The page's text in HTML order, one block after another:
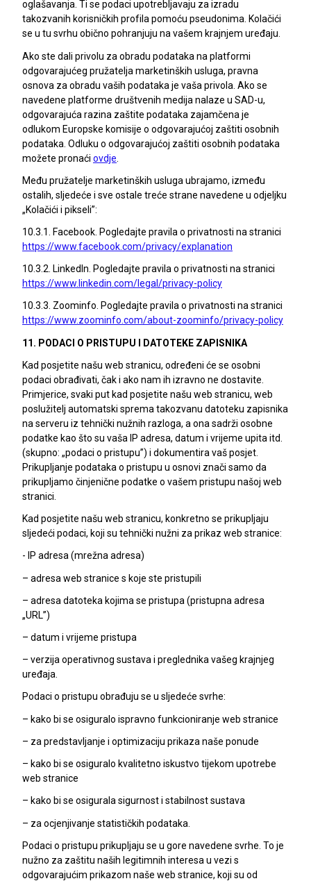
oglašavanja. Ti se podaci upotrebljavaju za izradu
takozvanih korisničkih profila pomoću pseudonima. Kolačići
se u tu svrhu obično pohranjuju na vašem krajnjem uređaju.
Ako ste dali privolu za obradu podataka na platformi
odgovarajućeg pružatelja marketinških usluga, pravna
osnova za obradu vaših podataka je vaša privola. Ako se
navedene platforme društvenih medija nalaze u SAD-u,
odgovarajuća razina zaštite podataka zajamčena je
odlukom Europske komisije o odgovarajućoj zaštiti osobnih
podataka. Odluku o odgovarajućoj zaštiti osobnih podataka
možete pronaći ovdje
Među pružatelje marketinških usluga ubrajamo, između
ostalih, sljedeće i sve ostale treće strane navedene u odjeljku
„Kolačići i pikseli”:
10.3.1. Facebook. Pogledajte pravila o privatnosti na stranici
https://www.facebook.com/privacy/explanation
10.3.2. LinkedIn. Pogledajte pravila o privatnosti na stranici
https://www.linkedin.com/legal/privacy-policy
10.3.3. Zoominfo. Pogledajte pravila o privatnosti na stranici
https://www.zoominfo.com/about-zoominfo/privacy-policy
11. PODACI O PRISTUPU I DATOTEKE ZAPISNIKA
Kad posjetite našu web stranicu, određeni će se osobni
podaci obrađivati, čak i ako nam ih izravno ne dostavite.
Primjerice, svaki put kad posjetite našu web stranicu, web
poslužitelj automatski sprema takozvanu datoteku zapisnika
na serveru iz tehnički nužnih razloga, a ona sadrži osobne
podatke kao što su vaša IP adresa, datum i vrijeme upita itd.
(skupno: „podaci o pristupu”) i dokumentira vaš posjet.
Prikupljanje podataka o pristupu u osnovi znači samo da
prikupljamo činjenične podatke o vašem pristupu našoj web
stranici.
Kad posjetite našu web stranicu, konkretno se prikupljaju
sljedeći podaci, koji su tehnički nužni za prikaz web stranice:
- IP adresa (mrežna adresa)
– adresa web stranice s koje ste pristupili
– adresa datoteka kojima se pristupa (pristupna adresa
„URL”)
– datum i vrijeme pristupa
– verzija operativnog sustava i preglednika vašeg krajnjeg
uređaja.
Podaci o pristupu obrađuju se u sljedeće svrhe:
– kako bi se osiguralo ispravno funkcioniranje web stranice
– za predstavljanje i optimizaciju prikaza naše ponude
– kako bi se osiguralo kvalitetno iskustvo tijekom upotrebe
web stranice
– kako bi se osigurala sigurnost i stabilnost sustava
– za ocjenjivanje statističkih podataka.
Podaci o pristupu prikupljaju se u gore navedene svrhe. To je
nužno za zaštitu naših legitimnih interesa u vezi s
odgovarajućim prikazom naše web stranice, koji su od